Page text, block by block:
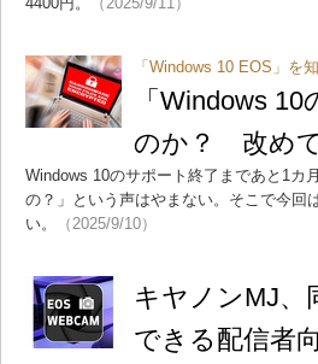
「Windows 10 EOS」を
「Windows
のか？ 改めて
Windows 10のサポート終了まであと1カ
の？」という声はやまない。そこで今回
い。
（2025/9/10）
キヤノンMJ、
できる配信者